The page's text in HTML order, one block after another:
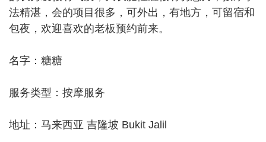
法精湛，会的项目很多，可外出，有地方，可留宿和
包夜，欢迎喜欢的老板预约前来。
名字：糖糖
服务类型：按摩服务
地址：马来西亚 吉隆坡 Bukit Jalil